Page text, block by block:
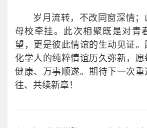
岁月流转，不改同窗深情
母校牵挂。此次相聚既是对青
望，更是彼此情谊的生动见证
化学人的纯粹情谊历久弥新，
健康、万事顺遂。期待下一次
往、共续新章！